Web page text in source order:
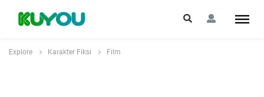
Explore Karakter Fiksi Film